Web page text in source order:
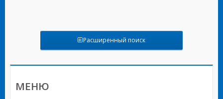
Расширенный поиск
МЕНЮ